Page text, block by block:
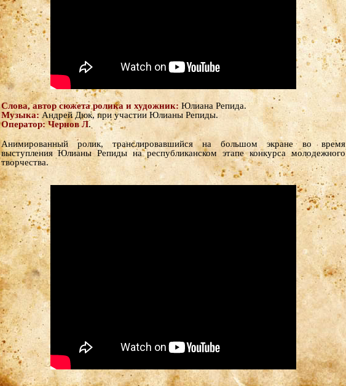
Слова, автор сюжета ролика и художник: Юлиана Репида.
Музыка: Андрей Дюк, при участии Юлианы Репиды.
Оператор:Чернов Л.
Анимированный ролик, транслировавшийся на большом экране во время
выступления Юлианы Репиды на республиканском этапе конкурса молодежного
творчества.